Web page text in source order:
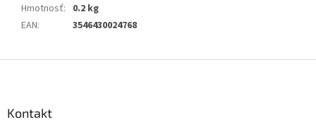
Hmotnosť: 0.2 kg
EAN: 3546430024768
Kontakt